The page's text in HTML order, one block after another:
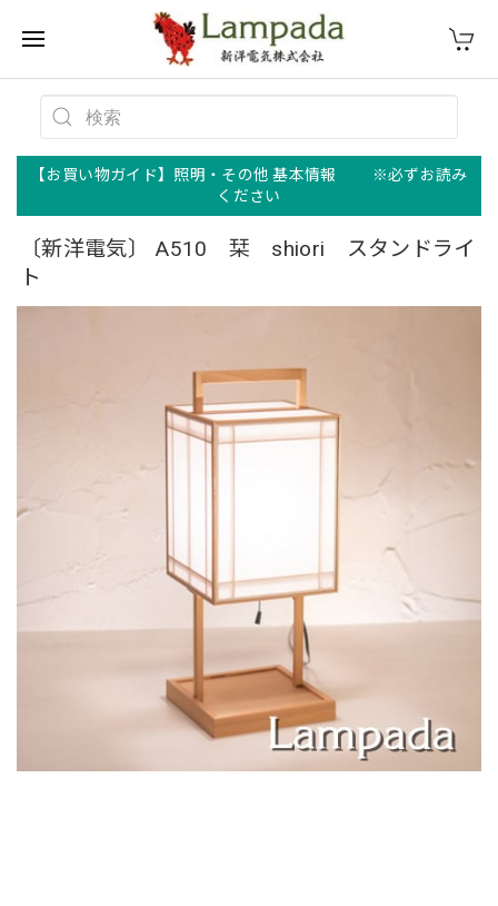
【お買い物ガイド】照明・その他 基本情報 ※必ずお読み
ください
〔新洋電気〕 A510 栞 shiori スタンドライ
ト